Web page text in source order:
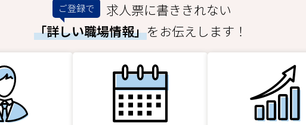
ご登録で
求人票に書ききれない
「詳しい職場情報」をお伝えします！